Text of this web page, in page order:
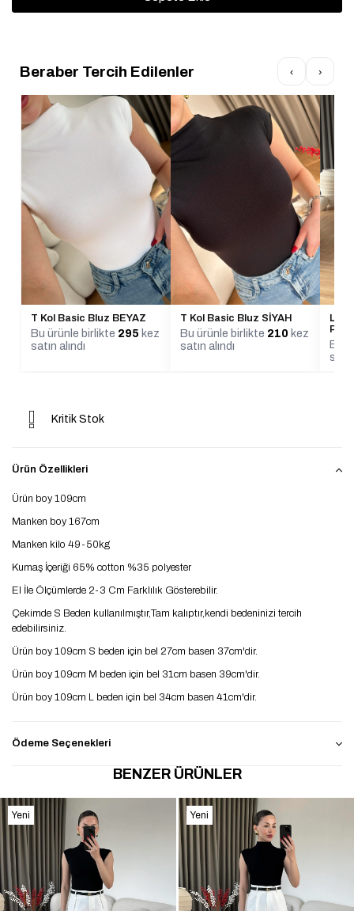
Beraber Tercih Edilenler ‹ ›
T Kol Basic Bluz BEYAZ
Bu ürünle birlikte 295 kez
satın alındı
T Kol Basic Bluz SİYAH
Bu ürünle birlikte 210 kez
satın alındı
Bu
Kritik Stok
Ürün Özellikleri
Ürün boy 109cm
Manken boy 167cm
Manken kilo 49-50kg
Kumaş İçeriği 65% cotton %35 polyester
El İle Ölçümlerde 2-3 Cm Farklılık Gösterebilir.
Çekimde S Beden kullanılmıştır,Tam kalıptır,kendi bedeninizi tercih
edebilirsiniz.
Ürün boy 109cm S beden için bel 27cm basen 37cm'dir.
Ürün boy 109cm M beden için bel 31cm basen 39cm'dir.
Ürün boy 109cm L beden için bel 34cm basen 41cm'dir.
Ödeme Seçenekleri
BENZER ÜRÜNLER
Yeni
Ürün
Yeni
Ürün